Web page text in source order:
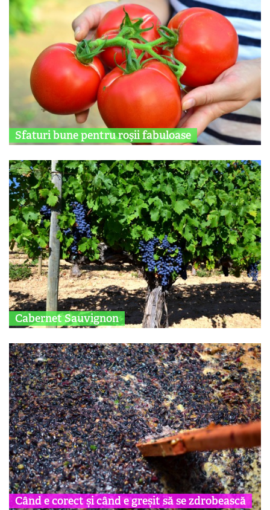
Sfaturi bune pentru roşii fabuloase
Cabernet Sauvignon
Când e corect și când e greșit să se zdrobească